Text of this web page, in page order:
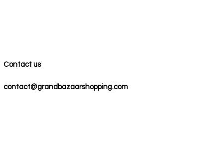
Contact us
contact@grandbazaarshopping.com